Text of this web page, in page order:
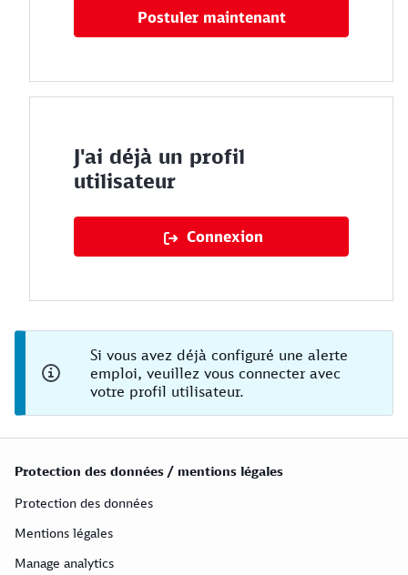
Postuler maintenant
J'ai déjà un profil
utilisateur
Connexion
Si vous avez déjà configuré une alerte
emploi, veuillez vous connecter avec
votre profil utilisateur.
Protection des données / mentions légales
Protection des données
Mentions légales
Manage analytics